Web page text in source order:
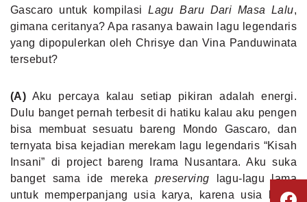
Gascaro untuk kompilasiLagu Baru Dari Masa Lalu,
gimana ceritanya? Apa rasanya bawain lagu legendaris
yang dipopulerkan oleh Chrisye dan Vina Panduwinata
tersebut?
(A) Aku percaya kalau setiap pikiran adalah energi.
Dulu banget pernah terbesit di hatiku kalau aku pengen
bisa membuat sesuatu bareng Mondo Gascaro, dan
ternyata bisa kejadian merekam lagu legendaris “Kisah
Insani” di project bareng Irama Nusantara. Aku suka
banget sama ide merekapreserving lagu-lagu lama
untuk memperpanjang usia karya, karena usia karya